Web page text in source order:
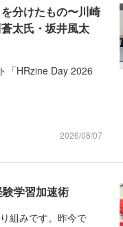
分けたもの〜川崎
太氏・坂井風太
「HRzine Day 2026
2026/08/07
学習加速術
組みです。昨今で